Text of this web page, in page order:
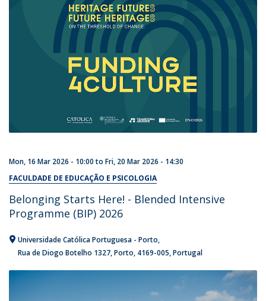
Mon, 16 Mar 2026 - 10:00to Fri, 20 Mar 2026 - 14:30
FACULDADE DE EDUCAÇÃO E PSICOLOGIA
Belonging Starts Here! - Blended Intensive
Programme (BIP) 2026
Universidade Católica Portuguesa - Porto
Rua de Diogo Botelho 1327 Porto 4169-005 Portugal